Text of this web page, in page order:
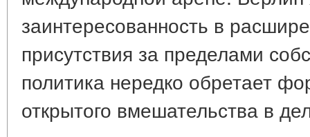
заинтересованность в
присутствия за пределами
политика нередко обретает
открытого вмешательства в